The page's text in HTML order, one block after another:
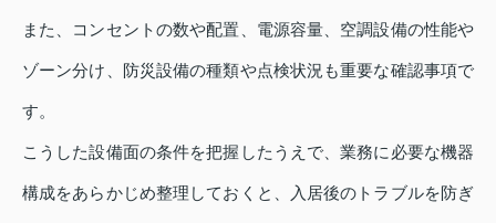
また、コンセントの数や配置、電源容量、空調設備の性能や
ゾーン分け、防災設備の種類や点検状況も重要な確認事項で
す。
こうした設備面の条件を把握したうえで、業務に必要な機器
構成をあらかじめ整理しておくと、入居後のトラブルを防ぎ